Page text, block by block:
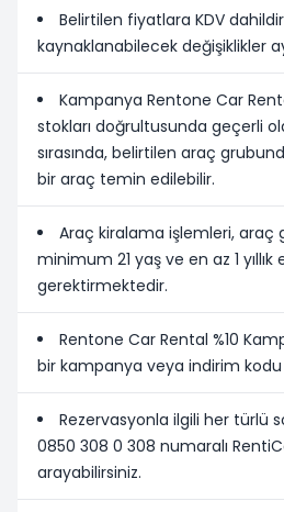
Belirtilen fiyatlara KDV
kaynaklanabilecek değişiklikler
Kampanya Rentone Car
stokları doğrultusunda geçerli
sırasında, belirtilen araç
bir araç temin edilebilir.
Araç kiralama işlemleri, araç
minimum 21 yaş ve en az 1 yıllık
gerektirmektedir.
Rentone Car Rental %10
bir kampanya veya indirim
Rezervasyonla ilgili her türlü
0850 308 0 308 numaralı
arayabilirsiniz.